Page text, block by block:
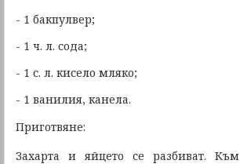
- 1 бакпулвер;
- 1 ч. л. сода;
- 1 с. л. кисело мляко;
- 1 ванилия, канела.
Приготвяне:
Захарта и яйцето се разбиват.